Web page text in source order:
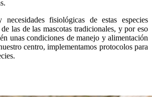
fisiológicas de estas especies
las de las mascotas tradicionales, y por eso
unas condiciones de manejo y alimentación
centro, implementamos protocolos para